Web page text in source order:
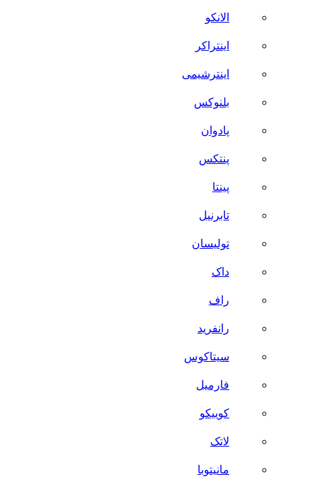
الانکو
اینتراکر
اینترشیمی
بلنوکس
پادوان
پنتکس
پینتا
تابرنیل
تولیسان
داک
راف
رانفرید
سیتاکوس
فارمیل
کوییکو
لاتک
مانیتوبا